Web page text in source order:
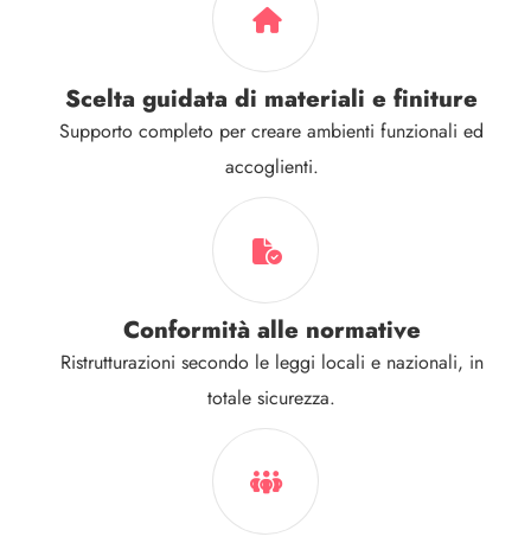
Scelta guidata di materiali e finiture
Supporto completo per creare ambienti funzionali ed
accoglienti.
Conformità alle normative
Ristrutturazioni secondo le leggi locali e nazionali, in
totale sicurezza.